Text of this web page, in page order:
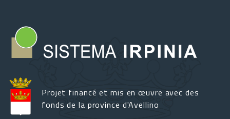
Projet financé et mis en œuvre avec des
fonds de la province d'Avellino